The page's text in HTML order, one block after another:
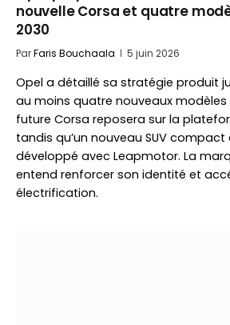
nouvelle Corsa et quatre
2030
ParFaris Bouchaala 5 juin 2026
Opel a détaillé sa stratégie produit
au moins quatre nouveaux modèles
future Corsa reposera sur la
tandis qu’un nouveau SUV
développé avec Leapmotor. La
entend renforcer son identité et
électrification.